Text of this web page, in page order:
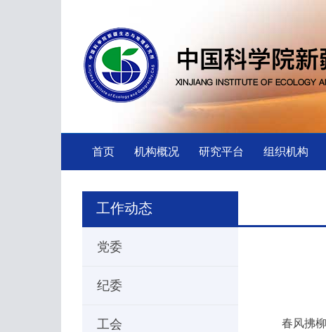
首页 机构概况 研究平台 组织机构
工作动态
党委
纪委
工会
春风拂